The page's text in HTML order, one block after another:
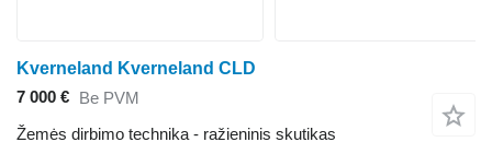
Kverneland Kverneland CLD
7 000 € Be PVM
Žemės dirbimo technika - ražieninis skutikas